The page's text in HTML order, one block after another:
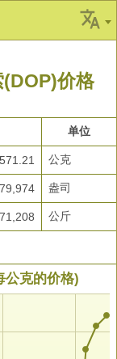
价格
单位
公克
79,974 盎司
公斤
公克的价格)